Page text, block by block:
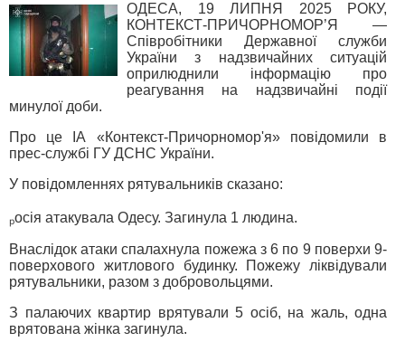
ОДЕСА, 19 ЛИПНЯ 2025 РОКУ,
КОНТЕКСТ-ПРИЧОРНОМОР’Я —
Співробітники Державної служби
України з надзвичайних ситуацій
оприлюднили інформацію про
реагування на надзвичайні події
минулої доби.
Про це ІА «Контекст-Причорномор'я» повідомили в
прес-службі ГУ ДСНС України.
У повідомленнях рятувальників сказано:
ₚосія атакувала Одесу. Загинула 1 людина.
Внаслідок атаки спалахнула пожежа з 6 по 9 поверхи 9-
поверхового житлового будинку. Пожежу ліквідували
рятувальники, разом з добровольцями.
З палаючих квартир врятували 5 осіб, на жаль, одна
врятована жінка загинула.